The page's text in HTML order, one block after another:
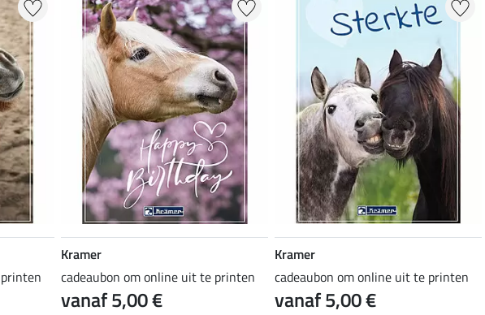
Kramer
cadeaubon om online uit te printen
vanaf 5,00 €
Kramer
cadeaubon om online uit te printen
vanaf 5,00 €